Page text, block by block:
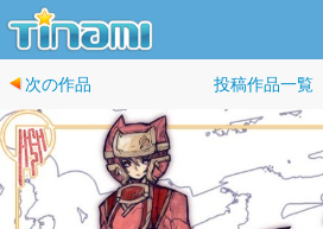
次の作品 投稿作品一覧